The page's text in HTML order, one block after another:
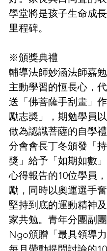
學堂將是孩子生命成
里程碑。
※頒獎典禮
輔導法師妙涵法師嘉
主動學習的恆長心，
送「佛菩薩手刮畫」
勵志奬」，期勉學員
做為認識菩薩的自學
分會會長丁冬頒發「
獎」給予「如期如數
心得報告的10位學員
勵，同時以奧運選手奮
堅持到底的運動精神
家共勉。青年分團副
Ngo頒贈「最具領導